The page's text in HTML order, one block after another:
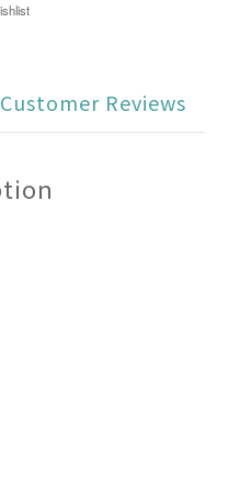
Customer Reviews